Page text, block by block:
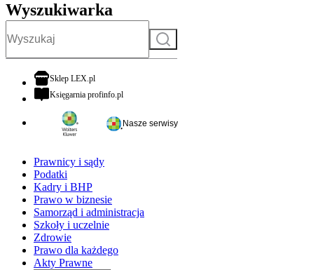
Wyszukiwarka
Szukaj
Sklep LEX.plotwiera się w nowej karcie
Księgarnia profinfo.plotwiera się w nowej karcie
Nasze serwisy
Prawnicy i sądy
Podatki
Kadry i BHP
Prawo w biznesie
Samorząd i administracja
Szkoły i uczelnie
Zdrowie
Prawo dla każdego
Akty Prawne